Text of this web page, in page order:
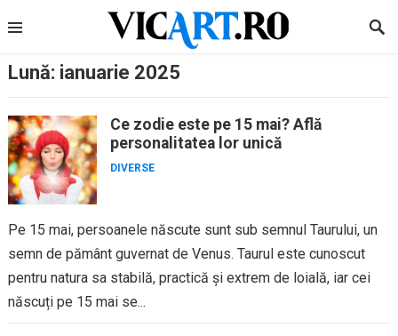
to
Lună: ianuarie 2025
Ce zodie este pe 15 mai? Află
personalitatea lor unică
DIVERSE
Pe 15 mai, persoanele născute sunt sub semnul Taurului, un
semn de pământ guvernat de Venus. Taurul este cunoscut
pentru natura sa stabilă, practică și extrem de loială, iar cei
născuți pe 15 mai se...